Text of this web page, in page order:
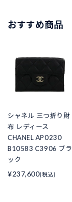
おすすめ商品
シャネル 三つ折り財
布 レディース
CHANEL AP0230
B10583 C3906 ブラ
ック
¥237,600(税込)